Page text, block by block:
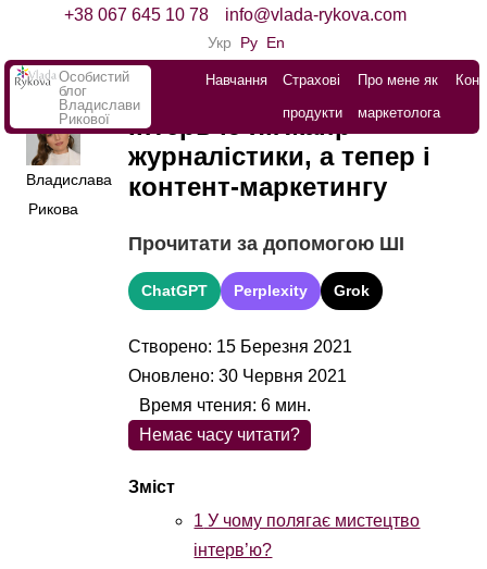
+38 067 645 10 78 info@vlada-rykova.com
Укр Ру En
Особистий
блог
Владислави
Рикової
Навчання
Страхові
продукти
Про мене як
маркетолога
Владислава
Рикова
Інтерв’ю як жанр
журналістики, а тепер і
контент-маркетингу
Прочитати за допомогою ШІ
ChatGPT Perplexity Grok
Створено: 15 Березня 2021
Оновлено: 30 Червня 2021
Немає часу читати?
1 У чому полягає мистецтво
інтерв’ю?
Время чтения:6 мин.